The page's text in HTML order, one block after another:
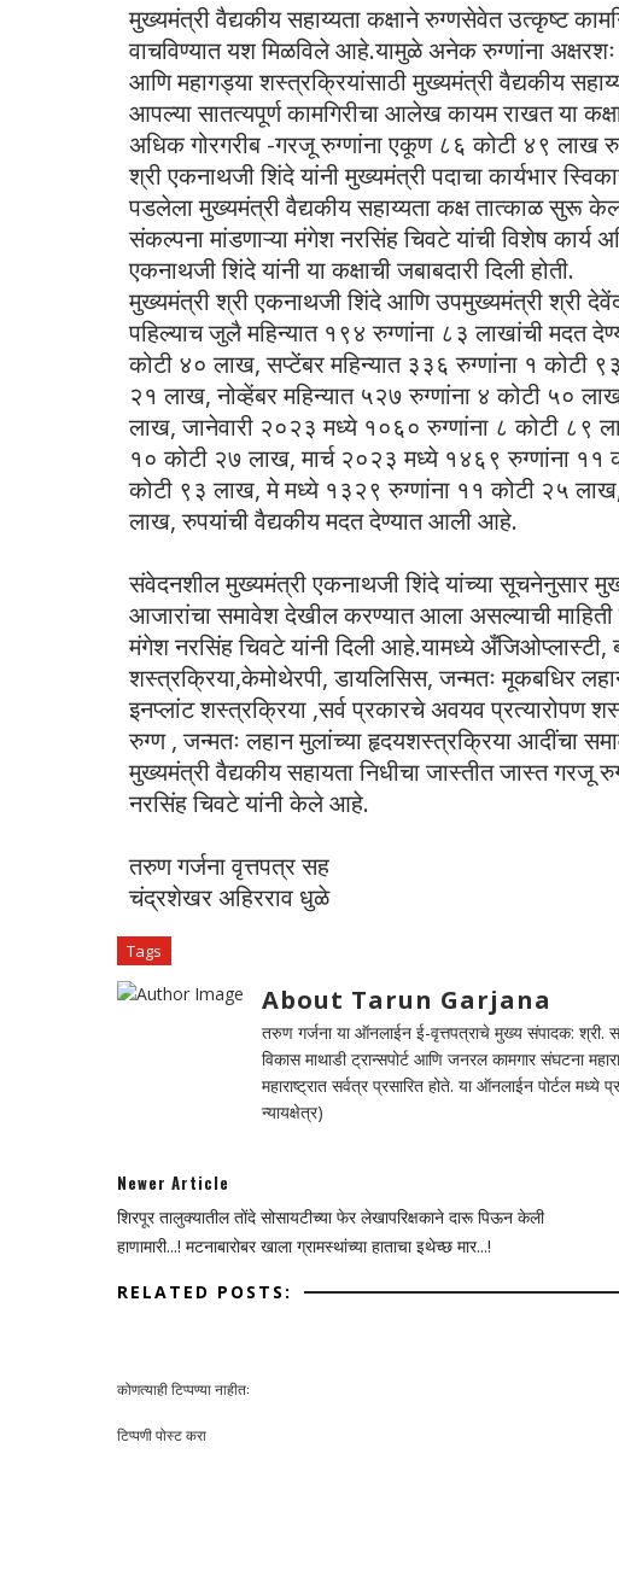
मुख्यमंत्री वैद्यकीय सहाय्यता कक्षाने रुग्णसेवेत उत्कृष्ट
वाचविण्यात यश मिळविले आहे.यामुळे अनेक रुग्णांना
आणि महागड्या शस्त्रक्रियांसाठी मुख्यमंत्री वैद्यकीय
आपल्या सातत्यपूर्ण कामगिरीचा आलेख कायम राखत या
अधिक गोरगरीब -गरजू रुग्णांना एकूण ८६ कोटी ४९ लाख
श्री एकनाथजी शिंदे यांनी मुख्यमंत्री पदाचा कार्यभार
पडलेला मुख्यमंत्री वैद्यकीय सहाय्यता कक्ष तात्काळ सुरू
संकल्पना मांडणाऱ्या मंगेश नरसिंह चिवटे यांची विशेष कार्य
एकनाथजी शिंदे यांनी या कक्षाची जबाबदारी दिली होती.
मुख्यमंत्री श्री एकनाथजी शिंदे आणि उपमुख्यमंत्री श्री
पहिल्याच जुलै महिन्यात १९४ रुग्णांना ८३ लाखांची मदत
कोटी ४० लाख, सप्टेंबर महिन्यात ३३६ रुग्णांना १ कोटी
२१ लाख, नोव्हेंबर महिन्यात ५२७ रुग्णांना ४ कोटी ५०
लाख, जानेवारी २०२३ मध्ये १०६० रुग्णांना ८ कोटी ८९
१० कोटी २७ लाख, मार्च २०२३ मध्ये १४६९ रुग्णांना ११
कोटी ९३ लाख, मे मध्ये १३२९ रुग्णांना ११ कोटी २५
लाख, रुपयांची वैद्यकीय मदत देण्यात आली आहे.
संवेदनशील मुख्यमंत्री एकनाथजी शिंदे यांच्या सूचनेनुसार
आजारांचा समावेश देखील करण्यात आला असल्याची
मंगेश नरसिंह चिवटे यांनी दिली आहे.यामध्ये अँजिओप्लास्टी,
शस्त्रक्रिया,केमोथेरपी, डायलिसिस, जन्मतः मूकबधिर
इनप्लांट शस्त्रक्रिया ,सर्व प्रकारचे अवयव प्रत्यारोपण
रुग्ण , जन्मतः लहान मुलांच्या हृदयशस्त्रक्रिया आदींचा
मुख्यमंत्री वैद्यकीय सहायता निधीचा जास्तीत जास्त
नरसिंह चिवटे यांनी केले आहे.
तरुण गर्जना वृत्तपत्र सह
चंद्रशेखर अहिरराव धुळे
Tags
About Tarun Garjana
तरुण गर्जना या ऑनलाईन ई-वृत्तपत्राचे मुख्य संपादक: श्री.
विकास माथाडी ट्रान्सपोर्ट आणि जनरल कामगार संघटना
महाराष्ट्रात सर्वत्र प्रसारित होते. या ऑनलाईन पोर्टल
न्यायक्षेत्र)
Newer Article
शिरपूर तालुक्यातील तोंदे सोसायटीच्या फेर लेखापरिक्षकाने दारू पिऊन केली
हाणामारी...! मटनाबारोबर खाला ग्रामस्थांच्या हाताचा इथेच्छ मार...!
RELATED POSTS:
कोणत्याही टिप्पण्‍या नाहीत:
टिप्पणी पोस्ट करा